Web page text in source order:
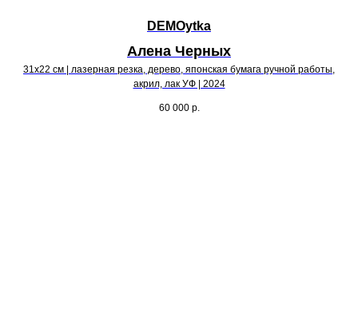
DEMOytka
Алена Черных
31х22 см | лазерная резка, дерево, японская бумага ручной работы,
акрил, лак УФ | 2024
60 000 р.